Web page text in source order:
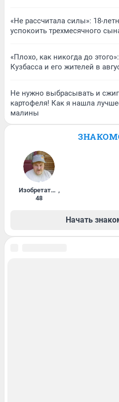
«Не рассчитала силы»: 18-
успокоить трехмесячного
«Плохо, как никогда до
Кузбасса и его жителей в
Не нужно выбрасывать и
картофеля! Как я нашла
малины
Изобретатель ,
48
Начать